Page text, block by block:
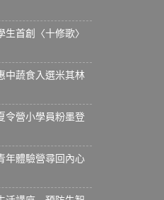
首創〈十修歌〉
蔬食入選米其林
營小學員粉墨登
體驗營尋回內心